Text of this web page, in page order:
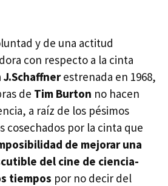
y de una actitud
con respecto a la cinta
J.Schaffnerestrenada en 1968,
de Tim Burton no hacen
a raíz de los pésimos
cosechados por la cinta que
de mejorar una
del cine de ciencia-
tiempos por no decir del